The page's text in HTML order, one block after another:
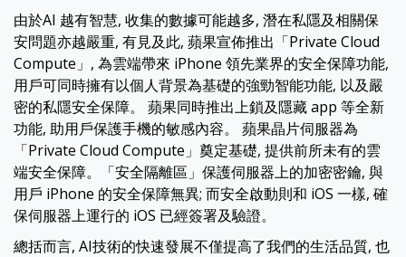
由於AI 越有智慧, 收集的數據可能越多, 潛在私隱及相關保
安問題亦越嚴重, 有見及此, 蘋果宣佈推出「Private Cloud
Compute」, 為雲端帶來 iPhone 領先業界的安全保障功能,
用戶可同時擁有以個人背景為基礎的強勁智能功能, 以及嚴
密的私隱安全保障。 蘋果同時推出上鎖及隱藏 app 等全新
功能, 助用戶保護手機的敏感內容。 蘋果晶片伺服器為
「Private Cloud Compute」奠定基礎, 提供前所未有的雲
端安全保障。「安全隔離區」保護伺服器上的加密密鑰, 與
用戶 iPhone 的安全保障無異; 而安全啟動則和 iOS 一樣, 確
保伺服器上運行的 iOS 已經簽署及驗證。
總括而言, AI技術的快速發展不僅提高了我們的生活品質, 也